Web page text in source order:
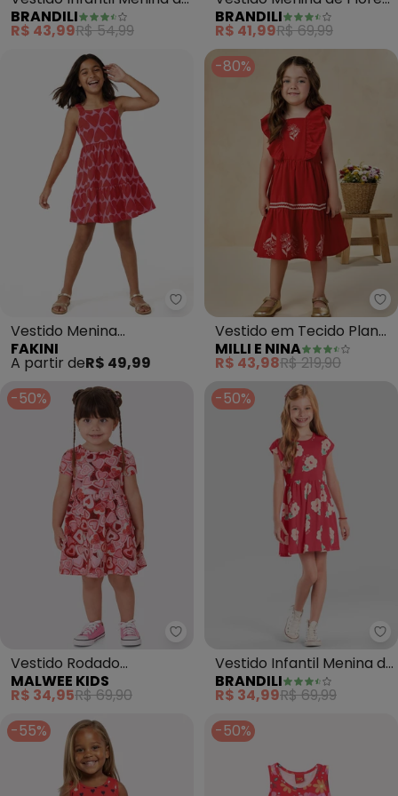
Sorvete (Vermelho)
BRANDILI
R$ 43,99R$ 54,99
Brilhantes (Vermelho)
BRANDILI
R$ 41,99R$ 69,99
Fakini - Vestido Menina
Vestido Menina
(Vermelho)
FAKINI
A partir deR$ 49,99
-80%
Vestido em Tecido Plano
Cielo (Vermelho)
MILLI E NINA
R$ 43,98R$ 219,90
-50%
Malwee Kids - Vestido Rodado
Vestido Rodado
Acinturado Corações
(Vermelho)
MALWEE KIDS
R$ 34,95R$ 69,90
-50%
Vestido Infantil Menina de
Florzinhas (Vermelho)
BRANDILI
R$ 34,99R$ 69,99
-55%
-50%